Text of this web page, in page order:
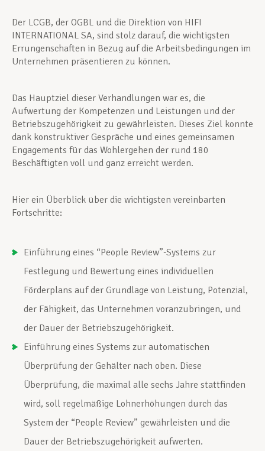
Der LCGB, der OGBL und die Direktion von HIFI
INTERNATIONAL SA, sind stolz darauf, die wichtigsten
Errungenschaften in Bezug auf die Arbeitsbedingungen im
Unternehmen präsentieren zu können.
Das Hauptziel dieser Verhandlungen war es, die
Aufwertung der Kompetenzen und Leistungen und der
Betriebszugehörigkeit zu gewährleisten. Dieses Ziel konnte
dank konstruktiver Gespräche und eines gemeinsamen
Engagements für das Wohlergehen der rund 180
Beschäftigten voll und ganz erreicht werden.
Hier ein Überblick über die wichtigsten vereinbarten
Fortschritte:
Einführung eines “People Review”-Systems zur
Festlegung und Bewertung eines individuellen
Förderplans auf der Grundlage von Leistung, Potenzial,
der Fähigkeit, das Unternehmen voranzubringen, und
der Dauer der Betriebszugehörigkeit.
Einführung eines Systems zur automatischen
Überprüfung der Gehälter nach oben. Diese
Überprüfung, die maximal alle sechs Jahre stattfinden
wird, soll regelmäßige Lohnerhöhungen durch das
System der “People Review” gewährleisten und die
Dauer der Betriebszugehörigkeit aufwerten.